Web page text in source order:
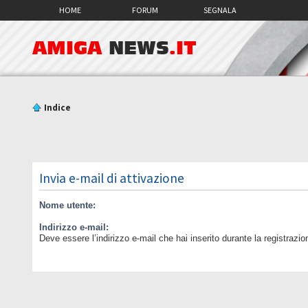
HOME FORUM SEGNALA
AMIGA NEWS.IT
Indice
Invia e-mail di attivazione
Nome utente:
Indirizzo e-mail:
Deve essere l’indirizzo e-mail che hai inserito durante la